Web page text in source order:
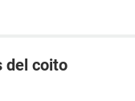
del coito